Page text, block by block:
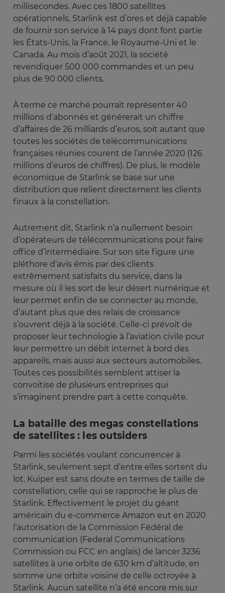
millisecondes. Avec ces 1800 satellites
opérationnels, Starlink est d’ores et déjà capable
de fournir son service à 14 pays dont font partie
les États-Unis, la France, le Royaume-Uni et le
Canada. Au mois d’août 2021, la société
revendiquer 500 000 commandes et un peu
plus de 90 000 clients.
À terme ce marché pourrait représenter 40
millions d’abonnés et générerait un chiffre
d’affaires de 26 milliards d’euros, soit autant que
toutes les sociétés de télécommunications
françaises réunies courent de l’année 2020 (126
millions d’euros de chiffres). De plus, le modèle
économique de Starlink se base sur une
distribution que relient directement les clients
finaux à la constellation.
Autrement dit, Starlink n’a nullement besoin
d’opérateurs de télécommunications pour faire
office d’intermédiaire. Sur son site figure une
pléthore d’avis émis par des clients
extrêmement satisfaits du service, dans la
mesure où il les sort de leur désert numérique et
leur permet enfin de se connecter au monde,
d’autant plus que des relais de croissance
s’ouvrent déjà à la société. Celle-ci prévoit de
proposer leur technologie à l’aviation civile pour
leur permettre un débit internet à bord des
appareils, mais aussi aux secteurs automobiles.
Toutes ces possibilités semblent attiser la
convoitise de plusieurs entreprises qui
s’imaginent prendre part à cette conquête.
La bataille des megas constellations
de satellites : les outsiders
Parmi les sociétés voulant concurrencer à
Starlink, seulement sept d’entre elles sortent du
lot. Kuiper est sans doute en termes de taille de
constellation, celle qui se rapproche le plus de
Starlink. Effectivement le projet du géant
américain du e-commerce Amazon eut en 2020
l’autorisation de la Commission Fédéral de
communication (Federal Communications
Commission ou FCC en anglais) de lancer 3236
satellites à une orbite de 630 km d’altitude, en
somme une orbite voisine de celle octroyée à
Starlink. Aucun satellite n’a été encore mis sur